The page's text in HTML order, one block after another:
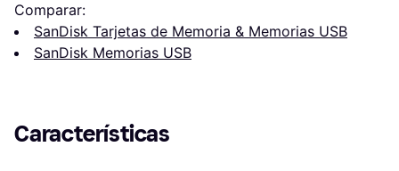
Comparar:
SanDisk Tarjetas de Memoria & Memorias USB
SanDisk Memorias USB
Características